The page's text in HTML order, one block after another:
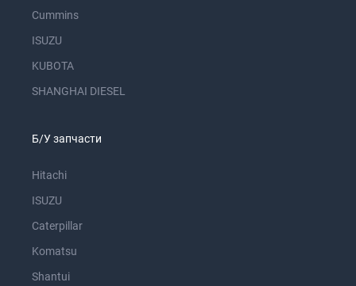
Cummins
ISUZU
KUBOTA
SHANGHAI DIESEL
Б/У запчасти
Hitachi
ISUZU
Caterpillar
Komatsu
Shantui